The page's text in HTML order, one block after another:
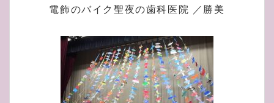
電飾のバイク聖夜の歯科医院 ／勝美